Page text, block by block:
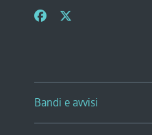
Bandi e avvisi